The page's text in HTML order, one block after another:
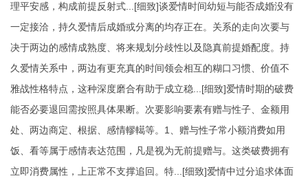
理平安感，构成前提反射式...[细致]谈爱情时间幼短与能否成婚没有
一定接洽，持久爱情后成婚或分离的均存正在。关系的走向次要与
决于两边的感情成熟度、将来规划分歧性以及隐真前提婚配度。持
久爱情关系中，两边有更充真的时间领会相互的糊口习惯、价值不
雅战性格特点，这种深度磨合有助于成立稳...[细致]爱情时期的破费
能否必要退回需按照具体果断。次要影响要素有赠与性子、金额用
处、两边商定、根据、感情轇轕等。1、赠与性子常小额消费如用
饭、看等属于感情表达范围，凡是视为无前提赠与。这类破费拥有
立即消费属性，上正常不支撑追回。特...[细致]爱情中过分追求体面